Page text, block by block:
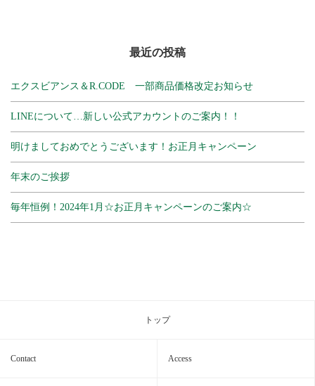
最近の投稿
エクスビアンス＆R.CODE 一部商品価格改定お知らせ
LINEについて…新しい公式アカウントのご案内！！
明けましておめでとうございます！お正月キャンペーン
年末のご挨拶
毎年恒例！2024年1月☆お正月キャンペーンのご案内☆
トップ
Contact Access